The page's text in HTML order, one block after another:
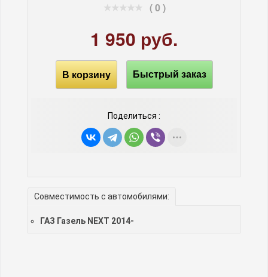
( 0 )
1 950 руб.
В корзину Быстрый заказ
Поделиться :
Совместимость с автомобилями:
ГАЗ Газель NEXT 2014-